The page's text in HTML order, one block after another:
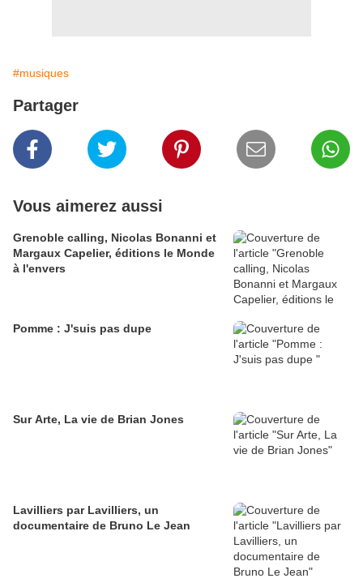
#musiques
Partager
Vous aimerez aussi
Grenoble calling, Nicolas Bonanni et
Margaux Capelier, éditions le Monde
à l'envers
Pomme : J'suis pas dupe
Sur Arte, La vie de Brian Jones
Lavilliers par Lavilliers, un
documentaire de Bruno Le Jean